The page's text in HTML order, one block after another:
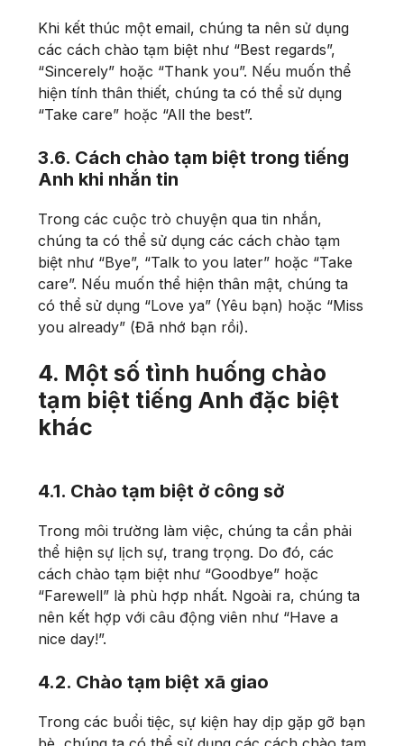
Khi kết thúc một email, chúng ta nên sử dụng
các cách chào tạm biệt như “Best regards”,
“Sincerely” hoặc “Thank you”. Nếu muốn thể
hiện tính thân thiết, chúng ta có thể sử dụng
“Take care” hoặc “All the best”.
3.6. Cách chào tạm biệt trong tiếng
Anh khi nhắn tin
Trong các cuộc trò chuyện qua tin nhắn,
chúng ta có thể sử dụng các cách chào tạm
biệt như “Bye”, “Talk to you later” hoặc “Take
care”. Nếu muốn thể hiện thân mật, chúng ta
có thể sử dụng “Love ya” (Yêu bạn) hoặc “Miss
you already” (Đã nhớ bạn rồi).
4. Một số tình huống chào
tạm biệt tiếng Anh đặc biệt
khác
4.1. Chào tạm biệt ở công sở
Trong môi trường làm việc, chúng ta cần phải
thể hiện sự lịch sự, trang trọng. Do đó, các
cách chào tạm biệt như “Goodbye” hoặc
“Farewell” là phù hợp nhất. Ngoài ra, chúng ta
nên kết hợp với câu động viên như “Have a
nice day!”.
4.2. Chào tạm biệt xã giao
Trong các buổi tiệc, sự kiện hay dịp gặp gỡ bạn